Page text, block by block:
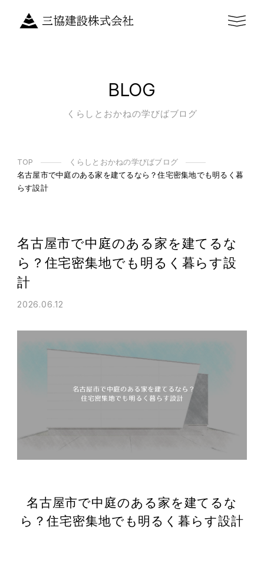
BLOG
くらしとおかねの学びばブログ
TOP
くらしとおかねの学びばブログ
名古屋市で中庭のある家を建てるなら？住宅密集地でも明るく暮
らす設計
名古屋市で中庭のある家を建てるな
ら？住宅密集地でも明るく暮らす設
計
2026.06.12
名古屋市で中庭のある家を建てるな
ら？住宅密集地でも明るく暮らす設計